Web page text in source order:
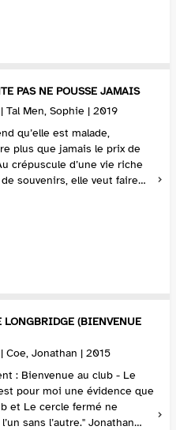
PAS NE POUSSE JAMAIS
Tal Men, Sophie | 2019
qu’elle est malade,
plus que jamais le prix de
crépuscule d’une vie riche
souvenirs, elle veut faire
LONGBRIDGE (BIENVENUE
Coe, Jonathan | 2015
: Bienvenue au club - Le
et Le cercle fermé ne
sans l’autre." Jonathan